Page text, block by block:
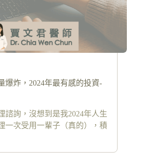
爆炸，2024年最有感的投資-
諮詢，沒想到是我2024年人生
一次受用一輩子（真的），積